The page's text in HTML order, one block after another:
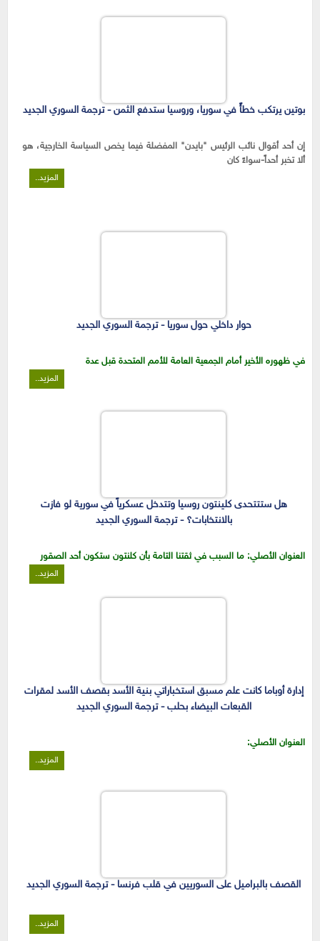
بوتين يرتكب خطأً في سوريا، وروسيا ستدفع الثمن - ترجمة السوري الجديد
إن أحد أقوال نائب الرئيس "بايدن" المفضلة فيما يخص السياسة الخارجية، هو
ألا تخبر أحداً-سواءً كان
المزيد..
حوار داخلي حول سوريا - ترجمة السوري الجديد
في ظهوره الأخير أمام الجمعية العامة للأمم المتحدة قبل عدة
المزيد..
هل ستتتحدى كلينتون روسيا وتتدخل عسكرياً في سورية لو فازت
بالانتخابات؟ - ترجمة السوري الجديد
العنوان الأصلي: ما السبب في ثقتنا التامة بأن كلنتون ستكون أحد الصقور
المزيد..
إدارة أوباما كانت علم مسبق استخباراتي بنية الأسد بقصف الأسد لمقرات
القبعات البيضاء بحلب - ترجمة السوري الجديد
العنوان الأصلي:
المزيد..
القصف بالبراميل على السوريين في قلب فرنسا - ترجمة السوري الجديد
المزيد..